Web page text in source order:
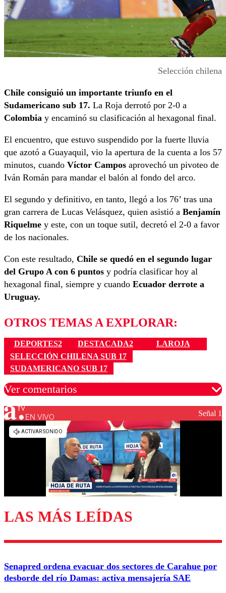
Selección chilena
Chile consiguió un importante triunfo en el
Sudamericano sub 17. La Roja derrotó por 2-0 a
Colombia y encaminó su clasificación al hexagonal final.
El encuentro, que estuvo suspendido por la fuerte lluvia
que azotó a Guayaquil, vio la apertura de la cuenta a los 57
minutos, cuando Víctor Campos aprovechó un pivoteo de
Iván Román para mandar el balón al fondo del arco.
El segundo y definitivo, en tanto, llegó a los 76’ tras una
gran carrera de Lucas Velásquez, quien asistió a Benjamín
Riquelme y este, con un toque sutil, decretó el 2-0 a favor
de los nacionales.
Con este resultado, Chile se quedó en el segundo lugar
del Grupo A con 6 puntos y podría clasificar hoy al
hexagonal final, siempre y cuando Ecuador derrote a
Uruguay.
OTROS TEMAS A EXPLORAR:
DEPORTES2 DESTACADA2
LAROJA
SELECCIÓN CHILENA SUB 17
SUDAMERICANO SUB 17
Ver comentarios
Los comentarios son moderados para garantizar un
diálogo respetuoso.
Enviar comentario
EN VIVO Señal 1
LAS MÁS LEÍDAS
Senapred ordena evacuar dos sectores de Carahue por
desborde del río Damas: activa mensajería SAE